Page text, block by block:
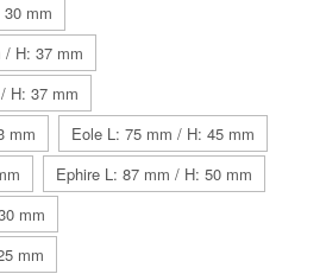
mm
/ H: 37 mm
H: 37 mm
mm
Eole L: 75 mm / H: 45 mm
Ephire L: 87 mm / H: 50 mm
mm
mm